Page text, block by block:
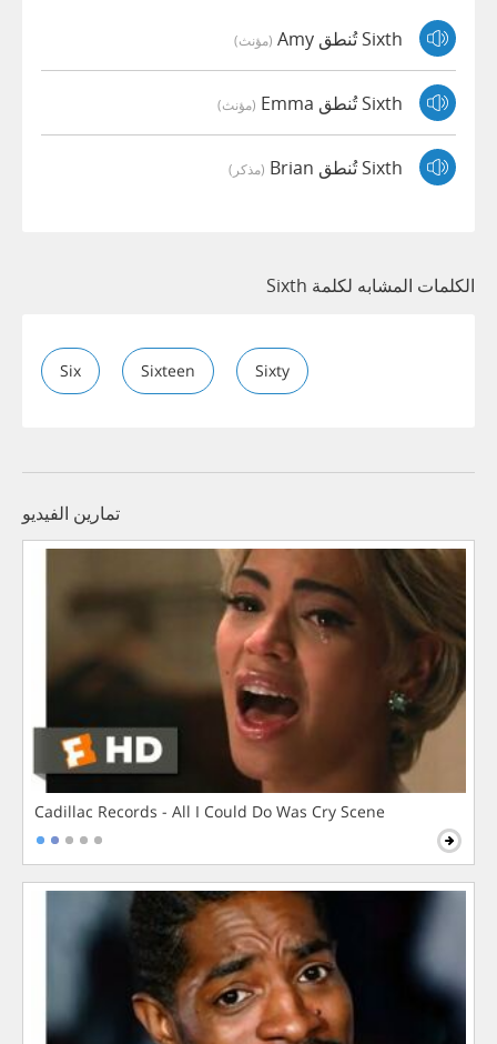
Sixth تُنطق Amy (مؤنث)
Sixth تُنطق Emma (مؤنث)
Sixth تُنطق Brian (مذكر)
الكلمات المشابه لكلمة Sixth
Six Sixteen Sixty
تمارين الفيديو
Cadillac Records - All I Could Do Was Cry Scene